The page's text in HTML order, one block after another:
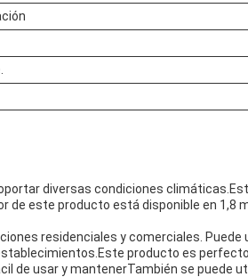
diversas condiciones
de este producto está disponible en 1,8
residenciales y comerciales.
producto es
de usar y mantenerTambién se puede